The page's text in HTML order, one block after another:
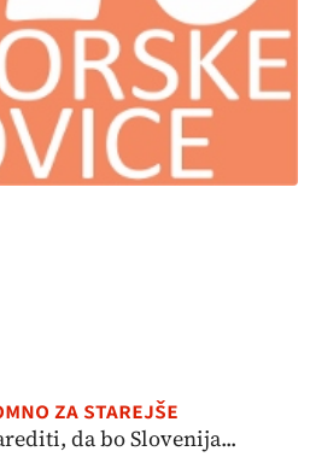
za starejše
da bo Slovenija...